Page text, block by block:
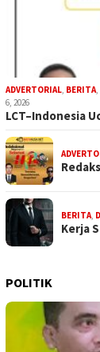
ADVERTORIAL, BERITA,
6, 2026
LCT–Indonesia
BERITA,
Kerja
POLITIK